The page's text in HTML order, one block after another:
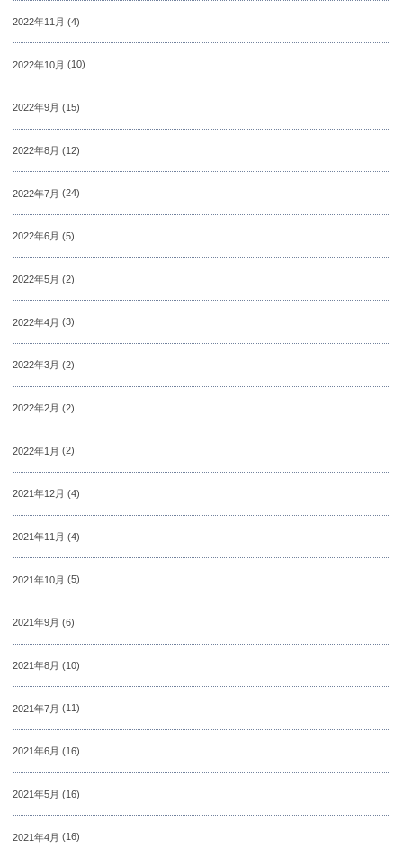
2022年11月 (4)
2022年10月 (10)
2022年9月 (15)
2022年8月 (12)
2022年7月 (24)
2022年6月 (5)
2022年5月 (2)
2022年4月 (3)
2022年3月 (2)
2022年2月 (2)
2022年1月 (2)
2021年12月 (4)
2021年11月 (4)
2021年10月 (5)
2021年9月 (6)
2021年8月 (10)
2021年7月 (11)
2021年6月 (16)
2021年5月 (16)
2021年4月 (16)